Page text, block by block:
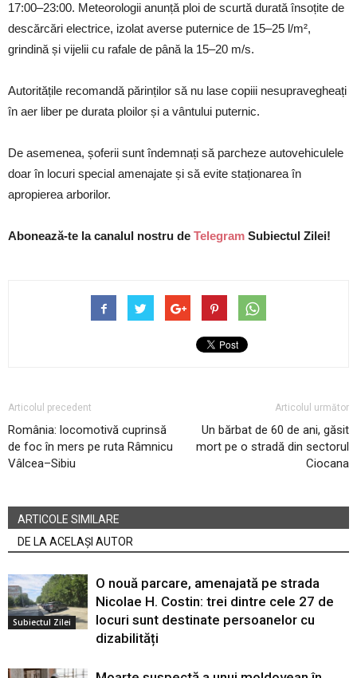
17:00–23:00. Meteorologii anunță ploi de scurtă durată însoțite de
descărcări electrice, izolat averse puternice de 15–25 l/m²,
grindină și vijelii cu rafale de până la 15–20 m/s.
Autoritățile recomandă părinților să nu lase copiii nesupravegheați
în aer liber pe durata ploilor și a vântului puternic.
De asemenea, șoferii sunt îndemnați să parcheze autovehiculele
doar în locuri special amenajate și să evite staționarea în
apropierea arborilor.
Abonează-te la canalul nostru de Telegram Subiectul Zilei!
Articolul precedent
România: locomotivă cuprinsă
de foc în mers pe ruta Râmnicu
Vâlcea–Sibiu
Articolul următor
Un bărbat de 60 de ani, găsit
mort pe o stradă din sectorul
Ciocana
ARTICOLE SIMILARE
DE LA ACELAȘI AUTOR
Subiectul Zilei
O nouă parcare, amenajată pe strada
Nicolae H. Costin: trei dintre cele 27 de
locuri sunt destinate persoanelor cu
dizabilități